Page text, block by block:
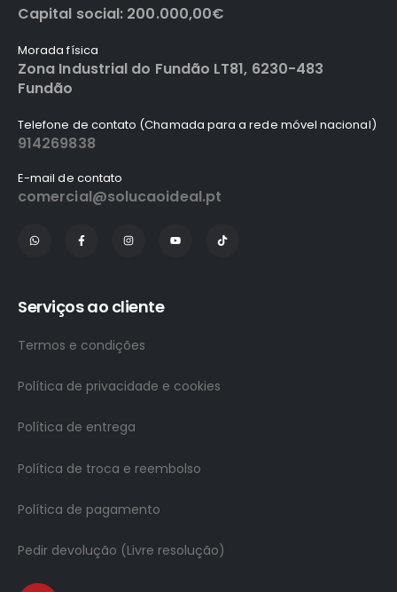
Capital social: 200.000,00€
Morada física
Zona Industrial do Fundão LT81, 6230-483
Fundão
Telefone de contato (Chamada para a rede móvel nacional)
914269838
E-mail de contato
comercial@solucaoideal.pt
Serviços ao cliente
Termos e condições
Política de privacidade e cookies
Política de entrega
Política de troca e reembolso
Política de pagamento
Pedir devolução (Livre resolução)